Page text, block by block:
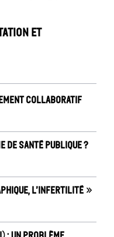
et
collaboratif
de santé publique ?
l’infertilité »